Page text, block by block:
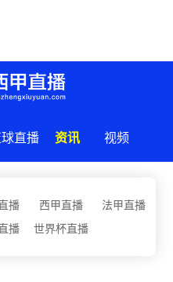
直播 资讯 视频
播 西甲直播
法甲直播
播 世界杯直播